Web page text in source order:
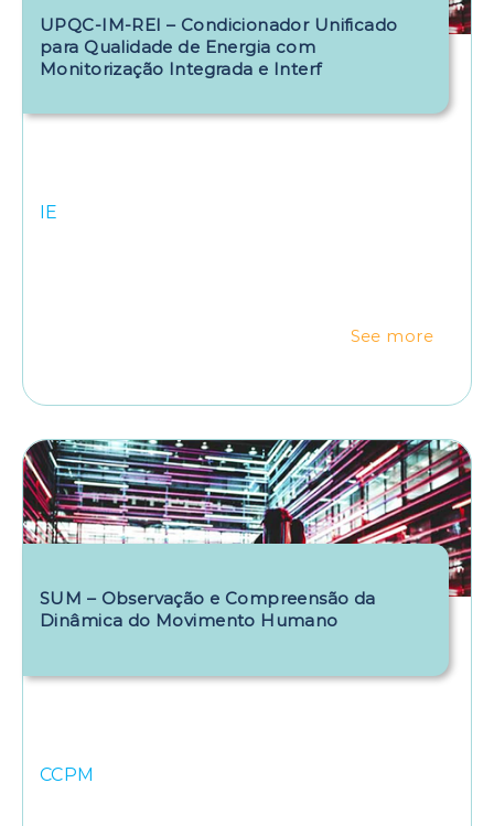
UPQC-IM-REI – Condicionador Unificado
para Qualidade de Energia com
Monitorização Integrada e Interf
IE
See more
SUM – Observação e Compreensão da
Dinâmica do Movimento Humano
CCPM